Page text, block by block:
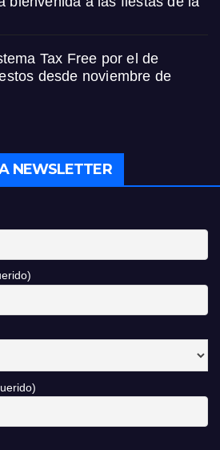
Tax Free por el de
desde noviembre de
NEWSLETTER